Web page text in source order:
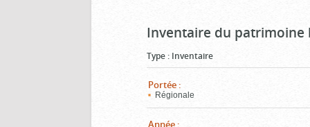
Inventaire du patrimoine
Type : Inventaire
Portée :
Régionale